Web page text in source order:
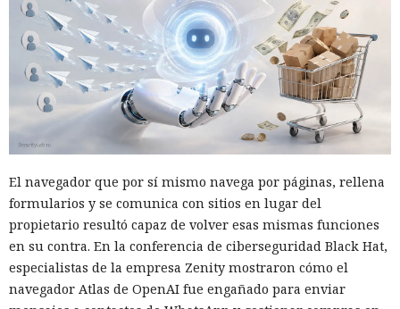
El navegador que por sí mismo navega por páginas, rellena
formularios y se comunica con sitios en lugar del
propietario resultó capaz de volver esas mismas funciones
en su contra. En la conferencia de ciberseguridad Black Hat,
especialistas de la empresa Zenity mostraron cómo el
navegador Atlas de OpenAI fue engañado para enviar